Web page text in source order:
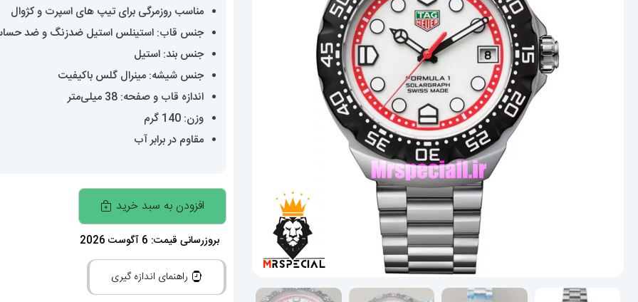
مناسب روزمرگی برای تیپ های اسپرت و کژوال
جنس قاب: استینلس استیل ضدزنگ و ضد
جنس بند: استیل
جنس شیشه: مینرال گلس باکیفیت
اندازه قاب و صفحه: 38 میلی‌متر
وزن: 140 گرم
مقاوم در برابر آب
ساعت
تگ
هویر
مردانه
سولارگراف
افزودن به سبد خرید
بروزرسانی قیمت: 6 آگوست 2026
راهنمای اندازه گیری